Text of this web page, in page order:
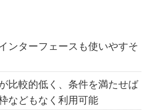
ンターフェースも使いやすそ
比較的低く、条件を満たせば
などもなく利用可能